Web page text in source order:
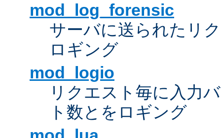
mod_log_forensic
サーバに送られたリ
ロギング
mod_logio
リクエスト毎に入力
ト数とをロギング